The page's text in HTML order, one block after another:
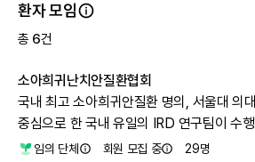
환자 모임
총 6건
소아희귀난치안질환협회
국내 최고 소아희귀안질환 명의, 서울대 의
중심으로 한 국내 유일의 IRD 연구팀이 수
안질환의 유전자·세포 치료 임상을 지지합니
임의 단체 회원 모집 중 29명